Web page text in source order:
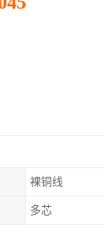
裸铜线
多芯